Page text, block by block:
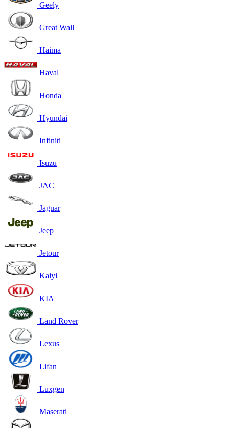
Geely
Great Wall
Haima
Haval
Honda
Hyundai
Infiniti
Isuzu
JAC
Jaguar
Jeep
Jetour
Kaiyi
KIA
Land Rover
Lexus
Lifan
Luxgen
Maserati